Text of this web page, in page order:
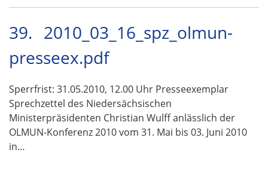
39. 2010_03_16_spz_olmun-
presseex.pdf
Sperrfrist: 31.05.2010, 12.00 Uhr Presseexemplar
Sprechzettel des Niedersächsischen
Ministerpräsidenten Christian Wulff anlässlich der
OLMUN-Konferenz 2010 vom 31. Mai bis 03. Juni 2010
in…